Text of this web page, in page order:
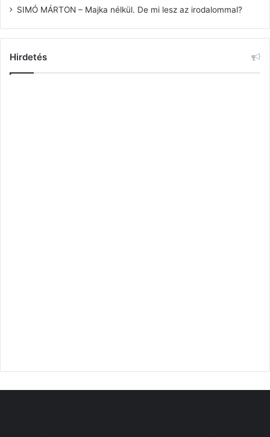
SIMÓ MÁRTON – Majka nélkül. De mi lesz az irodalommal?
Hirdetés